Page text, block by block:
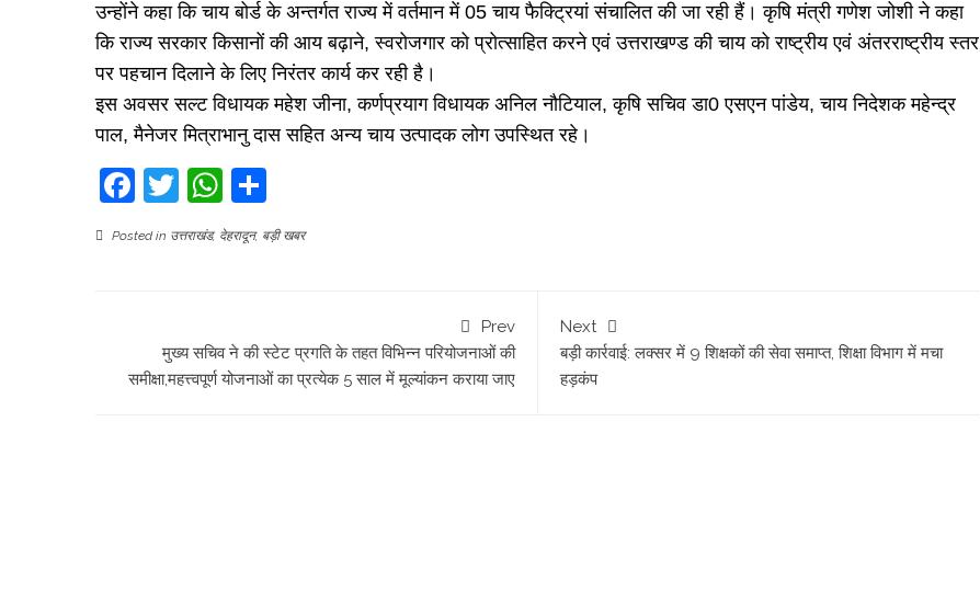
उन्होंने कहा कि चाय बोर्ड के अन्तर्गत राज्य में वर्तमान में 05 चाय फैक्ट्रियां संचालित की जा रही हैं। कृषि मंत्री गणेश जोशी ने कहा
कि राज्य सरकार किसानों की आय बढ़ाने, स्वरोजगार को प्रोत्साहित करने एवं उत्तराखण्ड की चाय को राष्ट्रीय एवं अंतरराष्ट्रीय स्तर
पर पहचान दिलाने के लिए निरंतर कार्य कर रही है।
इस अवसर सल्ट विधायक महेश जीना, कर्णप्रयाग विधायक अनिल नौटियाल, कृषि सचिव डा0 एसएन पांडेय, चाय निदेशक महेन्द्र
पाल, मैनेजर मित्राभानु दास सहित अन्य चाय उत्पादक लोग उपस्थित रहे।
Facebook
TwitterWhatsApp
Posted in उत्तराखंड, देहरादून, बड़ी खबर
Prev
मुख्य सचिव ने की स्टेट प्रगति के तहत विभिन्न परियोजनाओं की
समीक्षा,महत्त्वपूर्ण योजनाओं का प्रत्येक 5 साल में मूल्यांकन कराया जाए
Next
​बड़ी कार्रवाई: लक्सर में 9 शिक्षकों की सेवा समाप्त, शिक्षा विभाग में मचा
हड़कंप